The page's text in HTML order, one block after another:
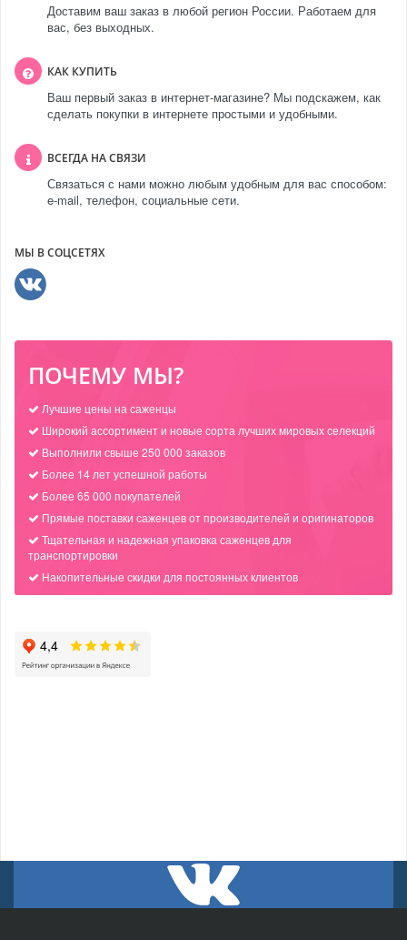
Доставим ваш заказ в любой регион России. Работаем для
вас, без выходных.
КАК КУПИТЬ
Ваш первый заказ в интернет-магазине? Мы подскажем, как
сделать покупки в интернете простыми и удобными.
ВСЕГДА НА СВЯЗИ
Связаться с нами можно любым удобным для вас способом:
e-mail, телефон, социальные сети.
МЫ В СОЦСЕТЯХ
ПОЧЕМУ МЫ?
Лучшие цены на саженцы
Широкий ассортимент и новые сорта лучших мировых селекций
Выполнили свыше 250 000 заказов
Более 14 лет успешной работы
Более 65 000 покупателей
Прямые поставки саженцев от производителей и оригинаторов
Тщательная и надежная упаковка саженцев для
транспортировки
Накопительные скидки для постоянных клиентов